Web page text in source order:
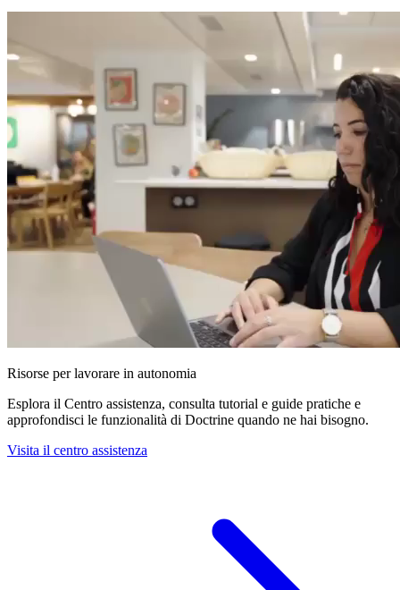
Risorse per lavorare in autonomia
Esplora il Centro assistenza, consulta tutorial e guide pratiche e
approfondisci le funzionalità di Doctrine quando ne hai bisogno.
Visita il centro assistenza